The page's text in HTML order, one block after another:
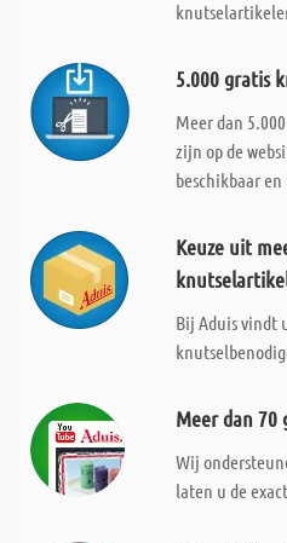
5.000 gratis
Meer dan
zijn op de
beschikbaar
Keuze uit
Bij Aduis vindt
Meer dan 70
Wij
laten u de